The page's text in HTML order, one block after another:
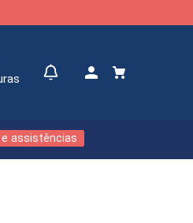
assistências